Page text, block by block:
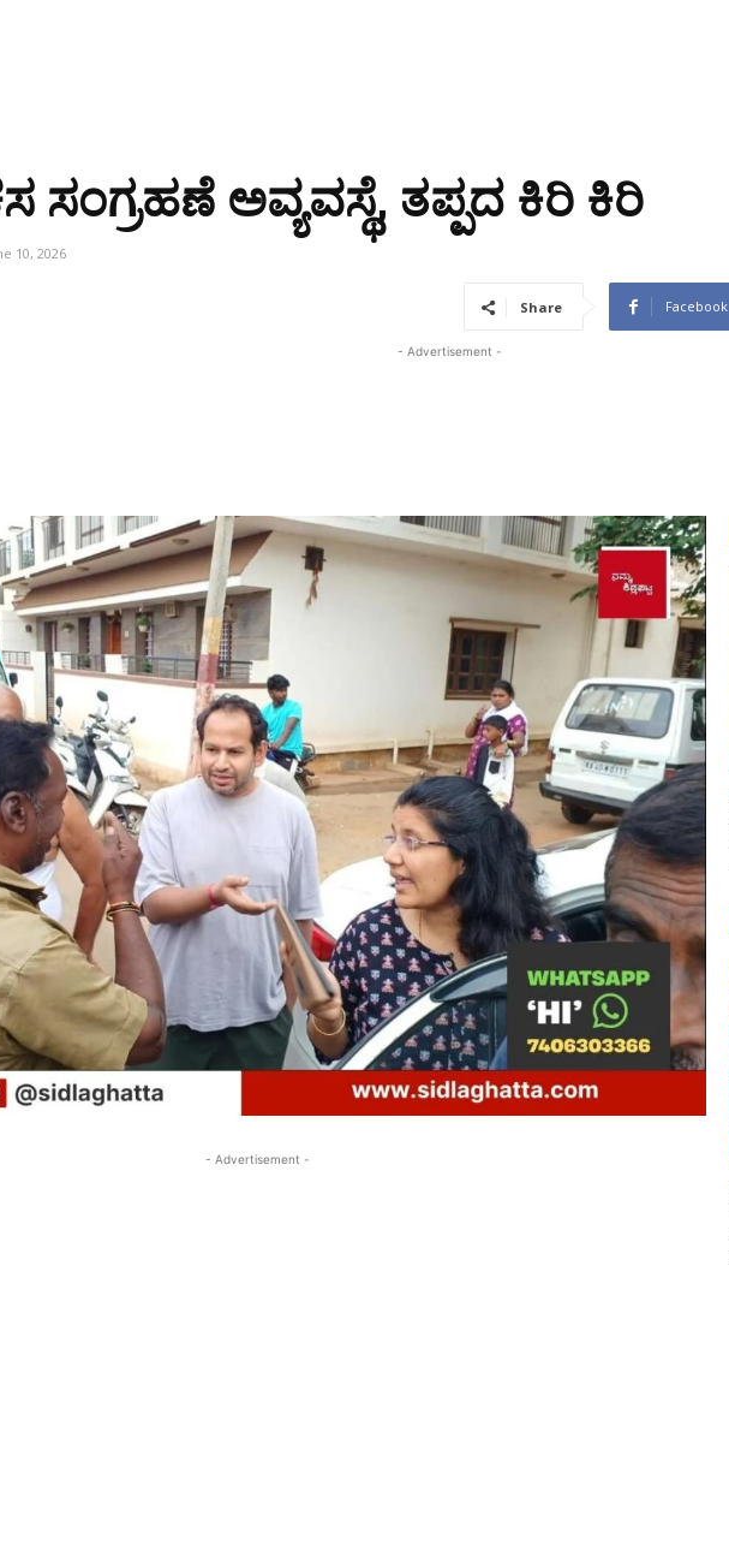
ಅವ್ಯವಸ್ಥೆ, ತಪ್ಪದ ಕಿರಿ ಕಿರಿ
10, 2026
Share Facebook
- Advertisement -
- Advertisement -